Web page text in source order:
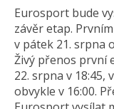
Eurosport bude
závěr etap.
v pátek 21. srpna
Živý přenos první
22. srpna v
obvykle v 16:00.